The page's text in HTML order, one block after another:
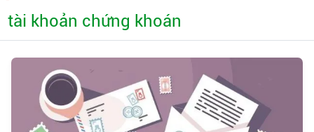
tài khoản chứng khoán